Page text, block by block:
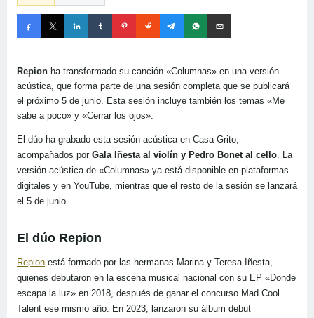
Repion ha transformado su canción «Columnas» en una versión
acústica, que forma parte de una sesión completa que se publicará
el próximo 5 de junio. Esta sesión incluye también los temas «Me
sabe a poco» y «Cerrar los ojos».
El dúo ha grabado esta sesión acústica en Casa Grito,
acompañados por Gala Iñesta al violín y Pedro Bonet al cello. La
versión acústica de «Columnas» ya está disponible en plataformas
digitales y en YouTube, mientras que el resto de la sesión se lanzará
el 5 de junio.
El dúo Repion
Repion está formado por las hermanas Marina y Teresa Iñesta,
quienes debutaron en la escena musical nacional con su EP «Donde
escapa la luz» en 2018, después de ganar el concurso Mad Cool
Talent ese mismo año. En 2023, lanzaron su álbum debut